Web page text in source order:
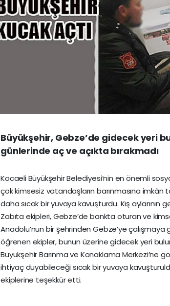
Büyükşehir, Gebze’de gidecek yeri
günlerinde aç ve açıkta bırakmadı
Kocaeli Büyükşehir Belediyesi’nin en önemli
çok kimsesiz vatandaşların barınmasına imkân
daha sıcak bir yuvaya kavuşturdu. Kış aylarının
Zabıta ekipleri, Gebze’de bankta oturan ve
Anadolu’nun bir şehrinden Gebze’ye çalışmaya
öğrenen ekipler, bunun üzerine gidecek yeri
Büyükşehir Barınma ve Konaklama Merkezi’ne
ihtiyaç duyabileceği sıcak bir yuvaya
ekiplerine teşekkür etti.